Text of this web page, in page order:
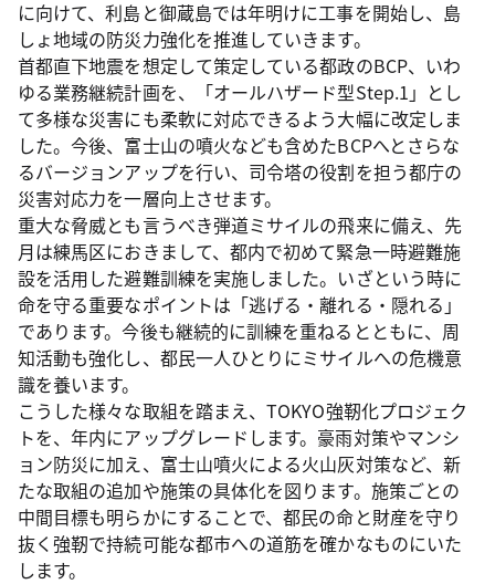
に向けて、利島と御蔵島では年明けに工事を開始し、島
しょ地域の防災力強化を推進していきます。
首都直下地震を想定して策定している都政のBCP、いわ
ゆる業務継続計画を、「オールハザード型Step.1」とし
て多様な災害にも柔軟に対応できるよう大幅に改定しま
した。今後、富士山の噴火なども含めたBCPへとさらな
るバージョンアップを行い、司令塔の役割を担う都庁の
災害対応力を一層向上させます。
重大な脅威とも言うべき弾道ミサイルの飛来に備え、先
月は練馬区におきまして、都内で初めて緊急一時避難施
設を活用した避難訓練を実施しました。いざという時に
命を守る重要なポイントは「逃げる・離れる・隠れる」
であります。今後も継続的に訓練を重ねるとともに、周
知活動も強化し、都民一人ひとりにミサイルへの危機意
識を養います。
こうした様々な取組を踏まえ、TOKYO強靭化プロジェク
トを、年内にアップグレードします。豪雨対策やマンシ
ョン防災に加え、富士山噴火による火山灰対策など、新
たな取組の追加や施策の具体化を図ります。施策ごとの
中間目標も明らかにすることで、都民の命と財産を守り
抜く強靭で持続可能な都市への道筋を確かなものにいた
します。